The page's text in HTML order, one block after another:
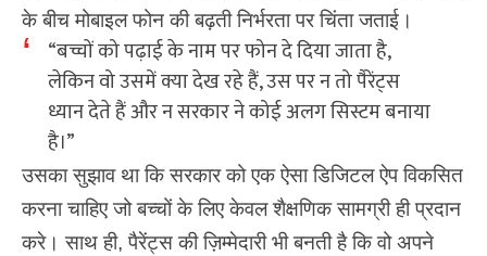
के बीच मोबाइल फोन की बढ़ती निर्भरता पर चिंता जताई।
“बच्चों को पढ़ाई के नाम पर फोन दे दिया जाता है,
लेकिन वो उसमें क्या देख रहे हैं, उस पर न तो पैरेंट्स
ध्यान देते हैं और न सरकार ने कोई अलग सिस्टम बनाया
है।”
उसका सुझाव था कि सरकार को एक ऐसा डिजिटल ऐप विकसित
करना चाहिए जो बच्चों के लिए केवल शैक्षणिक सामग्री ही प्रदान
करे। साथ ही, पैरेंट्स की ज़िम्मेदारी भी बनती है कि वो अपने